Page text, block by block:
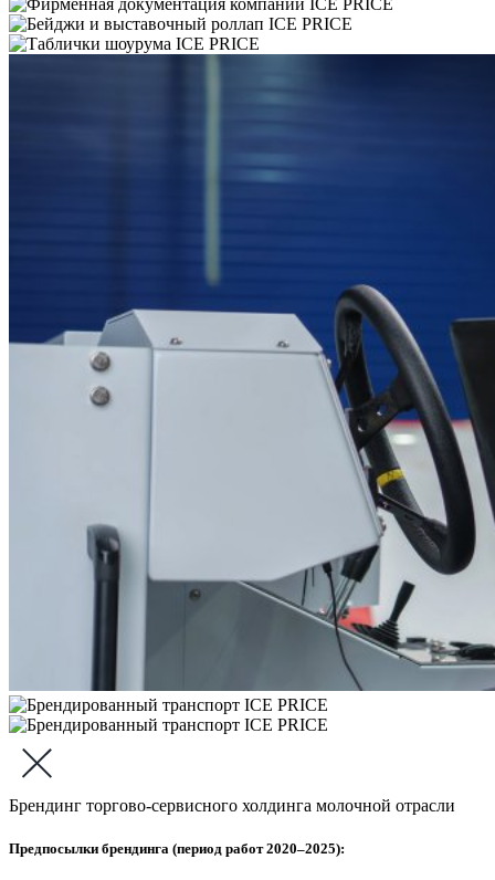
Брендинг торгово-сервисного холдинга молочной отрасли
Предпосылки брендинга (период работ 2020–2025):